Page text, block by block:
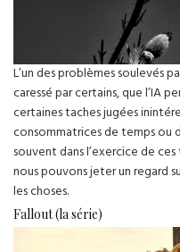
L’un des problèmes soulevés
caressé par certains, que l’IA
certaines taches jugées
consommatrices de temps ou
souvent dans l’exercice de
nous pouvons jeter un regard
les choses.
Fallout (la série)